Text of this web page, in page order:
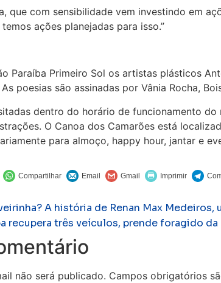
que com sensibilidade vem investindo em
ações planejadas para isso.”
Paraíba Primeiro Sol os artistas plásticos
poesias são assinadas por Vânia Rocha,
dentro do horário de funcionamento
O Canoa dos Camarões está
para almoço, happy hour, jantar e
A história de Renan Max
recupera três veículos, prende foragido
não será publicado. Campos obrigatórios